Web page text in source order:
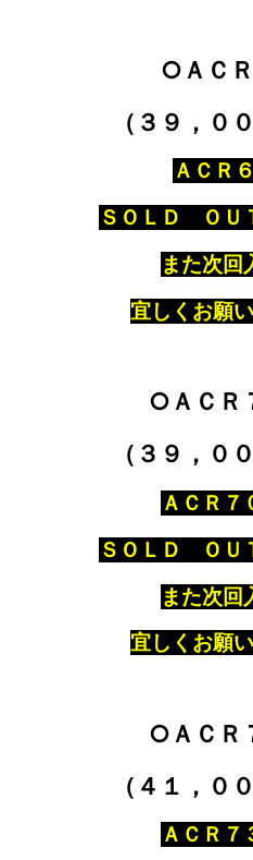
○ＡＣ
（３９，０
ＡＣＲ
ＳＯＬＤ ＯＵ
また次回
宜しくお願
○ＡＣＲ
（３９，０
ＡＣＲ７
ＳＯＬＤ ＯＵ
また次回
宜しくお願
○ＡＣＲ
（４１，０
ＡＣＲ７